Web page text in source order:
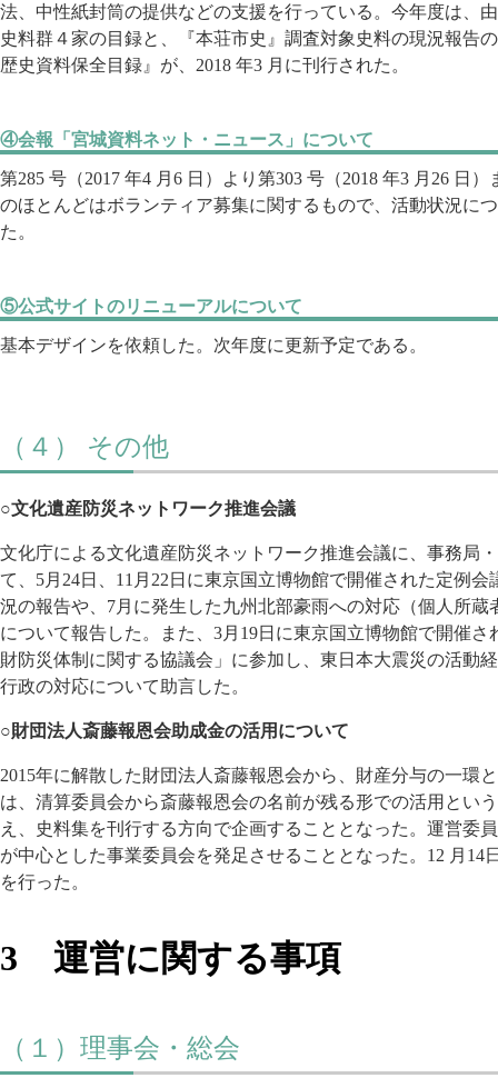
法、中性紙封筒の提供などの支援を行っている。今年度は、
史料群４家の目録と、『本荘市史』調査対象史料の現況報告
歴史資料保全目録』が、2018 年3 月に刊行された。
④会報「宮城資料ネット・ニュース」について
第285 号（2017 年4 月6 日）より第303 号（2018 年3 月26 日
のほとんどはボランティア募集に関するもので、活動状況に
た。
⑤公式サイトのリニューアルについて
基本デザインを依頼した。次年度に更新予定である。
（４） その他
○文化遺産防災ネットワーク推進会議
文化庁による文化遺産防災ネットワーク推進会議に、事務局
て、5月24日、11月22日に東京国立博物館で開催された定例
況の報告や、7月に発生した九州北部豪雨への対応（個人所
について報告した。また、3月19日に東京国立博物館で開催
財防災体制に関する協議会」に参加し、東日本大震災の活動
行政の対応について助言した。
○財団法人斎藤報恩会助成金の活用について
2015年に解散した財団法人斎藤報恩会から、財産分与の一環
は、清算委員会から斎藤報恩会の名前が残る形での活用とい
え、史料集を刊行する方向で企画することとなった。運営委
が中心とした事業委員会を発足させることとなった。12 月14
を行った。
3 運営に関する事項
（１）理事会・総会